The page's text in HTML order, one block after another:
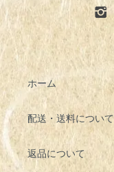
ホーム
配送・送料について
返品について